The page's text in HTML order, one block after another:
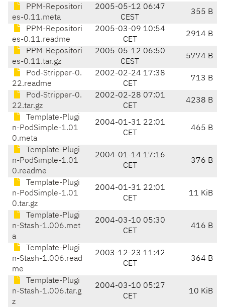
PPM-Repositori
es-0.11.meta
2005-05-12 06:47
CEST
355 B
PPM-Repositori
es-0.11.readme
2005-03-09 10:54
CET
2914 B
PPM-Repositori
es-0.11.tar.gz
2005-05-12 06:50
CEST
5774 B
Pod-Stripper-0.
22.readme
2002-02-24 17:38
CET
713 B
Pod-Stripper-0.
22.tar.gz
2002-02-28 07:01
CET
4238 B
Template-Plugi
n-PodSimple-1.01
0.meta
2004-01-31 22:01
CET
465 B
Template-Plugi
n-PodSimple-1.01
0.readme
2004-01-14 17:16
CET
376 B
Template-Plugi
n-PodSimple-1.01
0.tar.gz
2004-01-31 22:01
CET
11 KiB
Template-Plugi
n-Stash-1.006.met
a
2004-03-10 05:30
CET
416 B
Template-Plugi
n-Stash-1.006.read
me
2003-12-23 11:42
CET
364 B
Template-Plugi
n-Stash-1.006.tar.g
z
2004-03-10 05:27
CET
10 KiB